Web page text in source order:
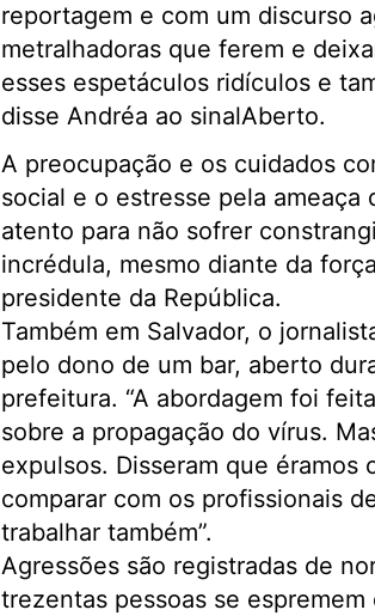
reportagem e com um discurso
metralhadoras que ferem e
esses espetáculos ridículos e
disse Andréa ao sinalAberto.
A preocupação e os cuidados
social e o estresse pela
atento para não sofrer
incrédula, mesmo diante da
presidente da República.
Também em Salvador, o
pelo dono de um bar, aberto
prefeitura. “A abordagem foi
sobre a propagação do vírus.
expulsos. Disseram que éramos
comparar com os profissionais
trabalhar também”.
Agressões são registradas de
trezentas pessoas se